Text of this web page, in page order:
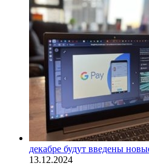
декабре будут введены
13.12.2024